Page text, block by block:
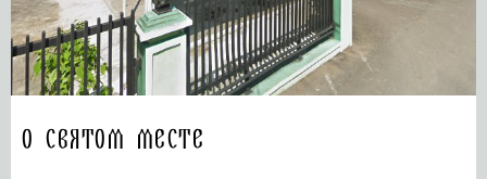
О святом месте